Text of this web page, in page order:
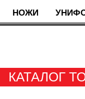
НОЖИ
КАТАЛОГ